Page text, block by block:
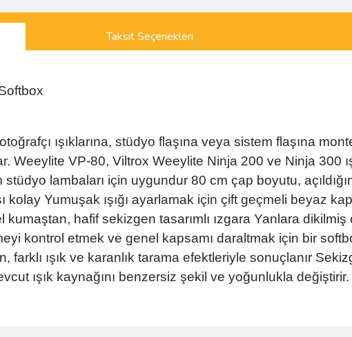
Taksit Seçenekleri
ışıklarına, stüdyo flaşına veya sistem flaşına
Weeylite VP-80, Viltrox Weeylite Ninja 200 ve Ninja 300
stüdyo lambaları için uygundur 80 cm çap boyutu,
kolay Yumuşak ışığı ayarlamak için çift geçmeli beyaz
hafif sekizgen tasarımlı ızgara Yanlara dikilmiş
kontrol etmek ve genel kapsamı daraltmak için bir
farklı ışık ve karanlık tarama efektleriyle sonuçlanır
ışık kaynağını benzersiz şekil ve yoğunlukla değiştirir.